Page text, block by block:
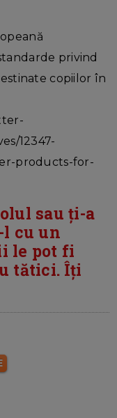
privind
copiilor în
12347-
products-for-
sau ți-a
l cu un
le pot fi
tătici. Îți